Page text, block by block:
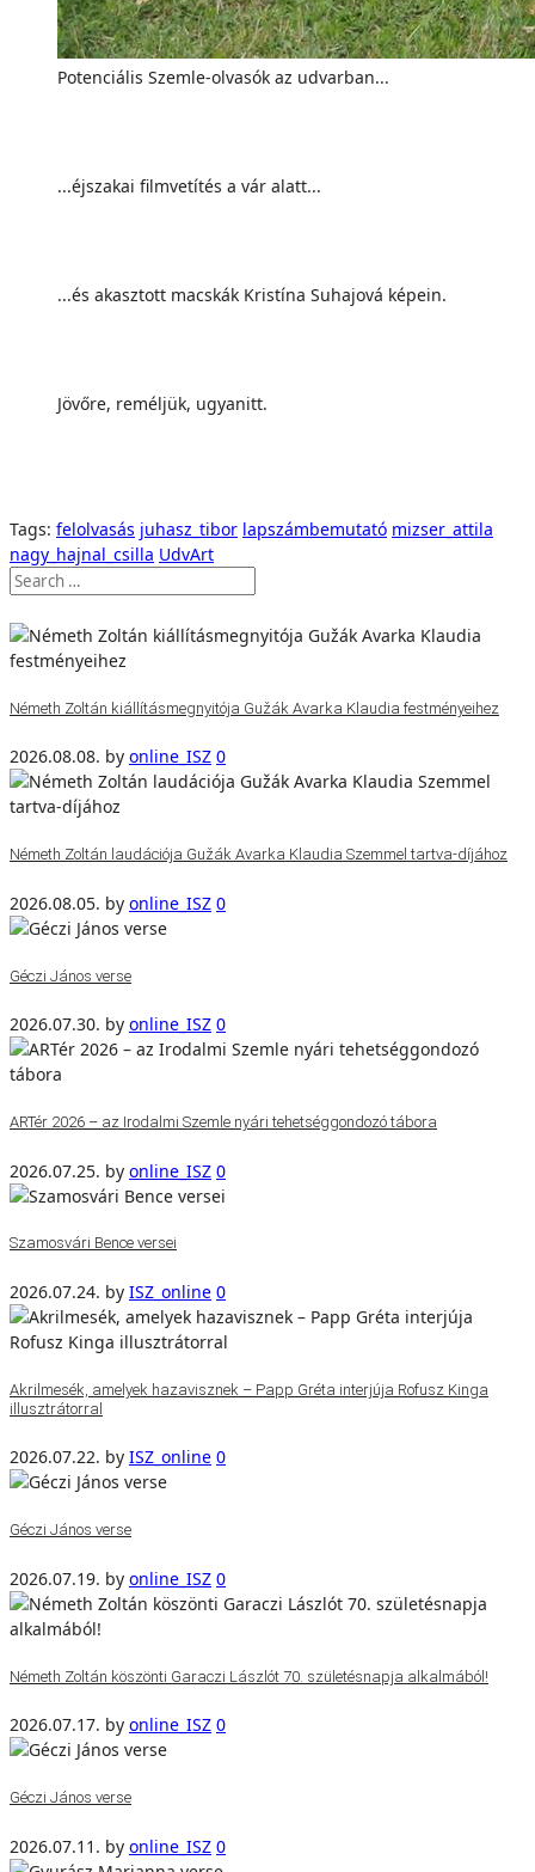
Potenciális Szemle-olvasók az udvarban...
...éjszakai filmvetítés a vár alatt...
...és akasztott macskák Kristína Suhajová képein.
Jövőre, reméljük, ugyanitt.
Tags: felolvasás juhasz_tibor lapszámbemutató mizser_attila
nagy_hajnal_csilla UdvArt
Németh Zoltán kiállításmegnyitója Gužák Avarka Klaudia festményeihez
2026.08.08. by online_ISZ 0
Németh Zoltán laudációja Gužák Avarka Klaudia Szemmel tartva-díjához
2026.08.05. by online_ISZ 0
Géczi János verse
2026.07.30. by online_ISZ 0
ARTér 2026 – az Irodalmi Szemle nyári tehetséggondozó tábora
2026.07.25. by online_ISZ 0
Szamosvári Bence versei
2026.07.24. by ISZ_online 0
Akrilmesék, amelyek hazavisznek – Papp Gréta interjúja Rofusz Kinga
illusztrátorral
2026.07.22. by ISZ_online 0
Géczi János verse
2026.07.19. by online_ISZ 0
Németh Zoltán köszönti Garaczi Lászlót 70. születésnapja alkalmából!
2026.07.17. by online_ISZ 0
Géczi János verse
2026.07.11. by online_ISZ 0